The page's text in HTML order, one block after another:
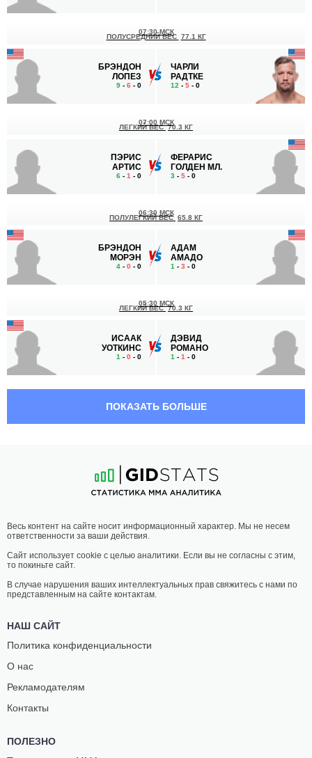
БРЭНДОН
ЛОПЕЗ
9 - 6 - 0
07:30 МСК
ПОЛУСРЕДНИЙ ВЕС 77.1 КГ
ЧАРЛИ
РАДТКЕ
12 - 5 - 0
ПЭРИС
АРТИС
6 - 1 - 0
07:00 МСК
ЛЕГКИЙ ВЕС 70.3 КГ
ФЕРАРИС
ГОЛДЕН МЛ.
3 - 5 - 0
БРЭНДОН
МОРЭН
4 - 0 - 0
06:30 МСК
ПОЛУЛЕГКИЙ ВЕС 65.8 КГ
АДАМ
АМАДО
1 - 3 - 0
ИСААК
УОТКИНС
1 - 0 - 0
05:30 МСК
ЛЕГКИЙ ВЕС 70.3 КГ
ДЭВИД
РОМАНО
1 - 1 - 0
ДЮФОРТ
13-6- 0
04:30 МСК
ЛЕГКИЙ ВЕС 70.3 КГ
ГЕРХАРТ
ПОКАЗАТЬ БОЛЬШЕ
Весь контент на сайте носит информационный характер. Мы не несем
ответственности за ваши действия.
Сайт использует cookie с целью аналитики. Если вы не согласны с этим,
то покиньте сайт.
В случае нарушения ваших интеллектуальных прав свяжитесь с нами по
представленным на сайте контактам.
НАШ САЙТ
Политика конфиденциальности
О нас
Рекламодателям
Контакты
ПОЛЕЗНО